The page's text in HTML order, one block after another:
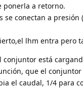
ponerla a retorno.
conectan a
lhm entra pero
está
que el
el caudal, 1/4 para